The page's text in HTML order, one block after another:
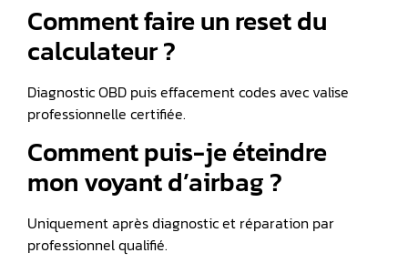
Comment faire un reset du
calculateur ?
Diagnostic OBD puis effacement codes avec valise
professionnelle certifiée.
Comment puis-je éteindre
mon voyant d’airbag ?
Uniquement après diagnostic et réparation par
professionnel qualifié.